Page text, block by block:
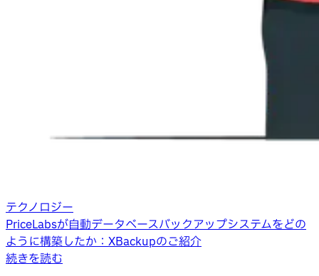
テクノロジー
PriceLabsが自動データベースバックアップシステムをどの
ように構築したか：XBackupのご紹介
続きを読む